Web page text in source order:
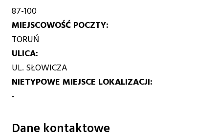
87-100
MIEJSCOWOŚĆ POCZTY
TORUŃ
ULICA
UL. SŁOWICZA
NIETYPOWE MIEJSCE LOKALIZACJI
-
Dane kontaktowe